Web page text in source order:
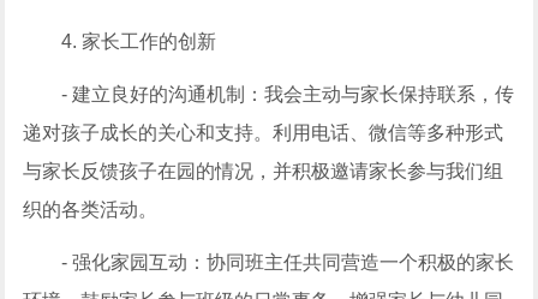
4. 家长工作的创新
- 建立良好的沟通机制：我会主动与家长保持联系，传
递对孩子成长的关心和支持。利用电话、微信等多种形式
与家长反馈孩子在园的情况，并积极邀请家长参与我们组
织的各类活动。
- 强化家园互动：协同班主任共同营造一个积极的家长